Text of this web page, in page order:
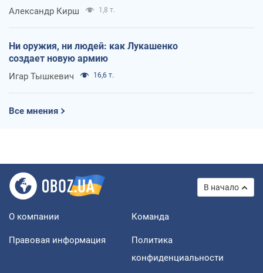
Александр Кирш 1,8 т.
Ни оружия, ни людей: как Лукашенко
создает новую армию
Игар Тышкевич 16,6 т.
Все мнения
В начало
О компании Команда
Правовая информация
Политика
конфиденциальности